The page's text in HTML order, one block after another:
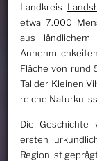
Landkreis
etwa 7.000
aus
Fläche von rund
Tal der Kleinen
reiche
Die Geschichte
ersten
Region ist